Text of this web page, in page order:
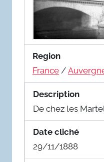
Region
France /
Description
De chez les
Date cliché
29/11/1888